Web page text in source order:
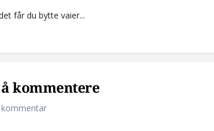
får du bytte vaier...
kommentere